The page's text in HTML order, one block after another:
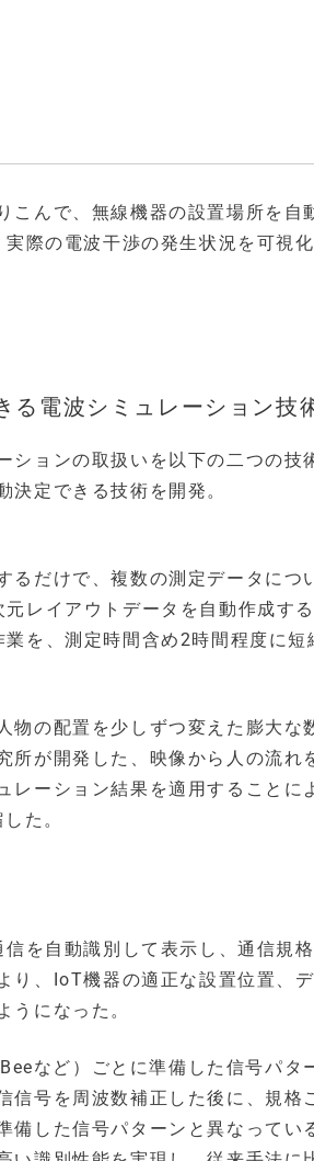
んで、無線機器の設置場所を自
際の電波干渉の発生状況を可視
る電波シミュレーション技
ョンの取扱いを以下の二つの技
定できる技術を開発。
だけで、複数の測定データにつ
レイアウトデータを自動作成す
を、測定時間含め2時間程度に短
の配置を少しずつ変えた膨大な
が開発した、映像から人の流れ
レーション結果を適用することに
た。
を自動識別して表示し、通信規
り、IoT機器の適正な設置位置、
うになった。
など）ごとに準備した信号パタ
号を周波数補正した後に、規格
した信号パターンと異なってい